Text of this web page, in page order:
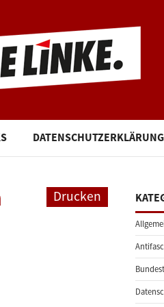
DATENSCHUTZERKLÄRUNG
Drucken